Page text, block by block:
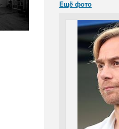
Ещё фото